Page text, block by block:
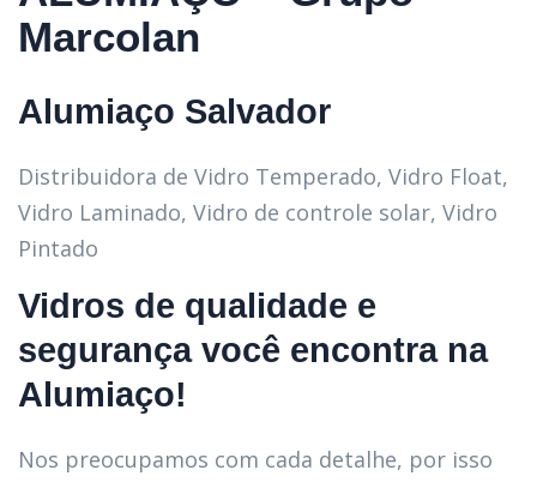
Marcolan
Alumiaço Salvador
Distribuidora de Vidro Temperado, Vidro Float,
Vidro Laminado, Vidro de controle solar, Vidro
Pintado
Vidros de qualidade e
segurança você encontra na
Alumiaço!
Nos preocupamos com cada detalhe, por isso